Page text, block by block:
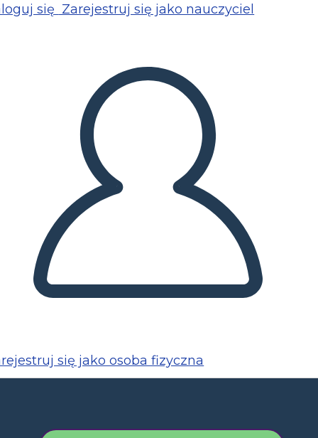
się Zarejestruj się jako nauczyciel
się jako osoba fizyczna